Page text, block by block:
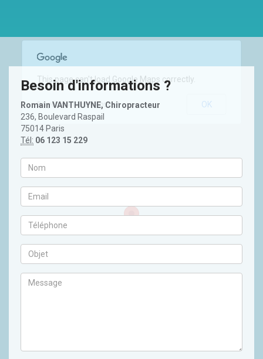
This page can't load Google Maps correctly.
Do you own this website? OK
Besoin d'informations ?
Romain VANTHUYNE, Chiropracteur
236, Boulevard Raspail
75014 Paris
Tél: 06 123 15 229